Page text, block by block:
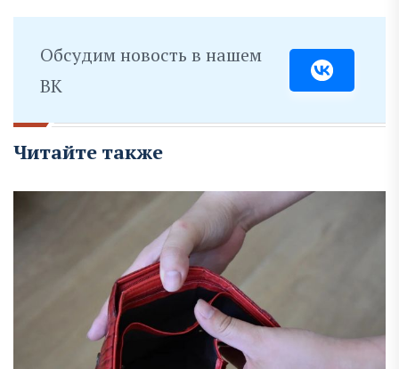
Обсудим новость в нашем
ВК
Читайте также